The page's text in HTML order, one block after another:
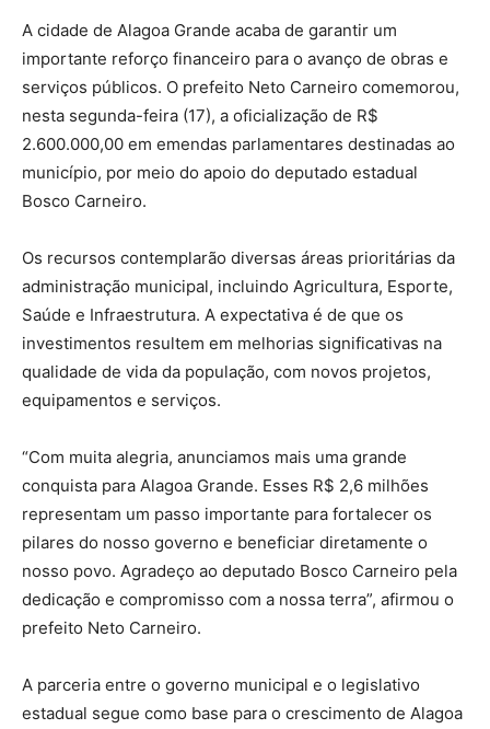
A cidade de Alagoa Grande acaba de garantir um
importante reforço financeiro para o avanço de obras e
serviços públicos. O prefeito Neto Carneiro comemorou,
nesta segunda-feira (17), a oficialização de R$
2.600.000,00 em emendas parlamentares destinadas ao
município, por meio do apoio do deputado estadual
Bosco Carneiro.
Os recursos contemplarão diversas áreas prioritárias da
administração municipal, incluindo Agricultura, Esporte,
Saúde e Infraestrutura. A expectativa é de que os
investimentos resultem em melhorias significativas na
qualidade de vida da população, com novos projetos,
equipamentos e serviços.
“Com muita alegria, anunciamos mais uma grande
conquista para Alagoa Grande. Esses R$ 2,6 milhões
representam um passo importante para fortalecer os
pilares do nosso governo e beneficiar diretamente o
nosso povo. Agradeço ao deputado Bosco Carneiro pela
dedicação e compromisso com a nossa terra”, afirmou o
prefeito Neto Carneiro.
A parceria entre o governo municipal e o legislativo
estadual segue como base para o crescimento de Alagoa